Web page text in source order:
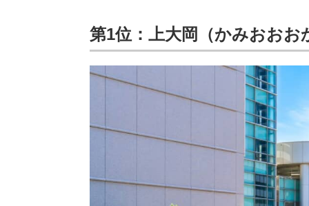
第1位：上大岡（かみおおお